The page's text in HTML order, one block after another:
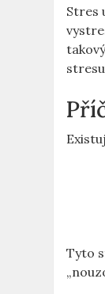
Stres
Tyto